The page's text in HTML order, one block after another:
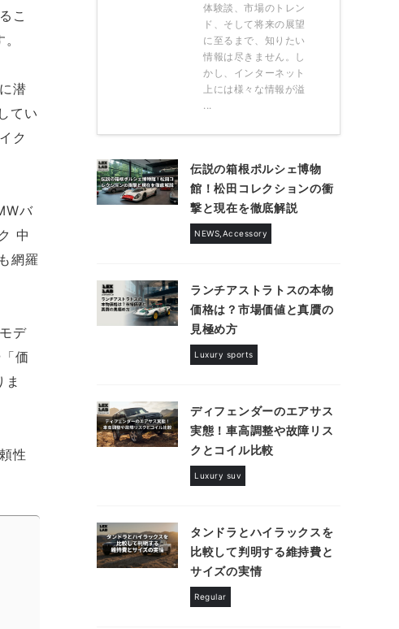
こ
潜
てい
ク
バ
中
網羅
デ
価
性
体験談、市場のトレン
ド、そして将来の展望
に至るまで、知りたい
情報は尽きません。し
かし、インターネット
上には様々な情報が溢
...
伝説の箱根ポルシェ博物
館！松田コレクションの衝
撃と現在を徹底解説
NEWS,Accessory
ランチアストラトスの本物
価格は？市場価値と真贋の
見極め方
Luxury sports
ディフェンダーのエアサス
実態！車高調整や故障リス
クとコイル比較
Luxury suv
タンドラとハイラックスを
比較して判明する維持費と
サイズの実情
Regular